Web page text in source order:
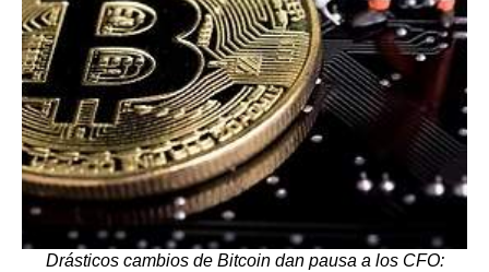
Drásticos cambios de Bitcoin dan pausa a los CFO: